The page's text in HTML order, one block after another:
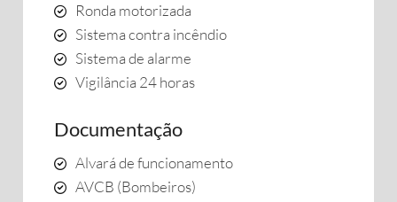
Ronda motorizada
Sistema contra incêndio
Sistema de alarme
Vigilância 24 horas
Documentação
Alvará de funcionamento
AVCB (Bombeiros)